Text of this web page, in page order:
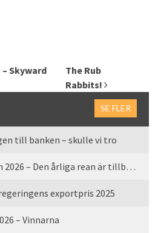
Skyward
The Rub
Rabbits!
SE FLER
till banken – skulle vi tro
Games Made in Sweden 2026 – Den årliga rean är tillbaka
exportpris 2025
– Vinnarna